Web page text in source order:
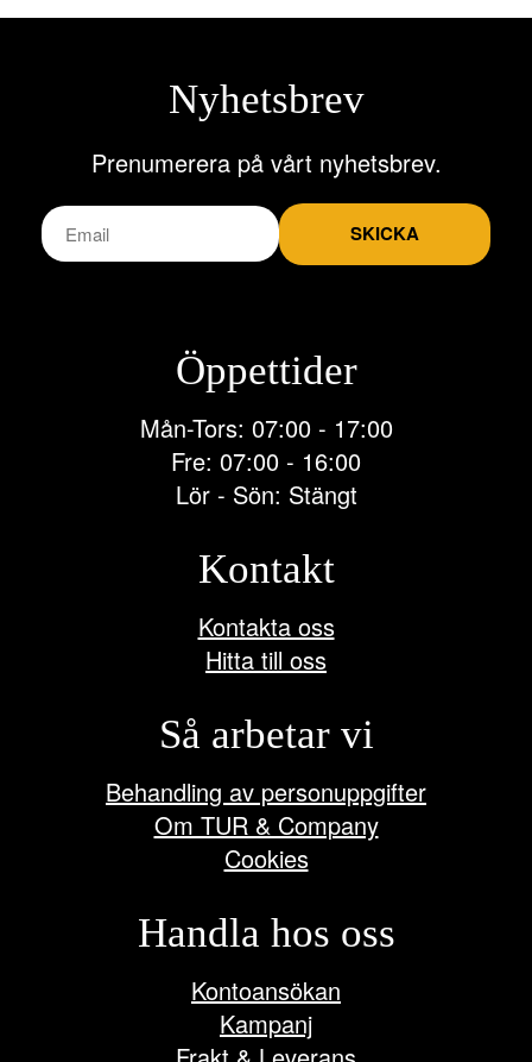
Nyhetsbrev
Prenumerera på vårt nyhetsbrev.
SKICKA
Öppettider
Mån-Tors: 07:00 - 17:00
Fre: 07:00 - 16:00
Lör - Sön: Stängt
Kontakt
Kontakta oss
Hitta till oss
Så arbetar vi
Behandling av personuppgifter
Om TUR & Company
Cookies
Handla hos oss
Kontoansökan
Kampanj